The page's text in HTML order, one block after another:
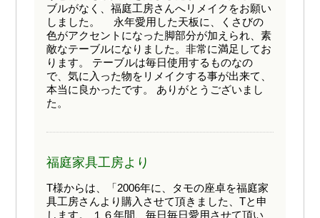
ブルがなく、福庭工房さんへリメイクをお願い
しました。 永年愛用した天板に、くさびの
色がアクセントになった脚部分が加えられ、素
敵なテーブルになりました。非常に満足してお
ります。 テーブルは毎日使用するものなの
で、気に入った物をリメイクする事が出来て、
本当に良かったです。 ありがとうございまし
た。
福庭家具工房より
T様からは、「2006年に、タモの座卓を福庭家
具工房さんより購入させて頂きました、Tと申
します。 １６年間、毎日毎日愛用させて頂い